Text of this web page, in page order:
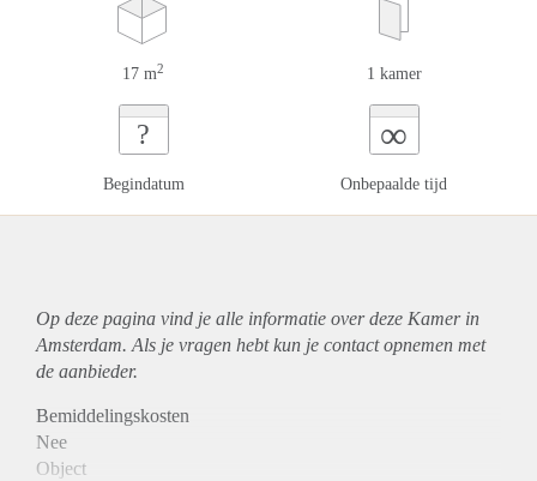
17 m2 1 kamer
?
Begindatum
∞
Onbepaalde tijd
Op deze pagina vind je alle informatie over deze Kamer in
Amsterdam. Als je vragen hebt kun je contact opnemen met
de aanbieder.
Bemiddelingskosten
Nee
Object